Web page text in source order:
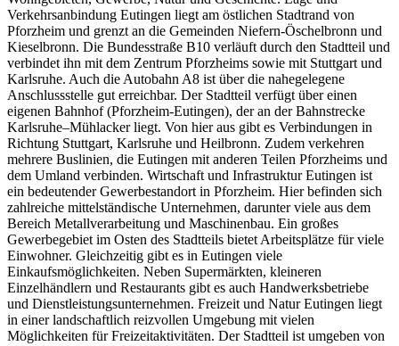
Verkehrsanbindung Eutingen liegt am östlichen Stadtrand von
Pforzheim und grenzt an die Gemeinden Niefern-Öschelbronn und
Kieselbronn. Die Bundesstraße B10 verläuft durch den Stadtteil und
verbindet ihn mit dem Zentrum Pforzheims sowie mit Stuttgart und
Karlsruhe. Auch die Autobahn A8 ist über die nahegelegene
Anschlussstelle gut erreichbar. Der Stadtteil verfügt über einen
eigenen Bahnhof (Pforzheim-Eutingen), der an der Bahnstrecke
Karlsruhe–Mühlacker liegt. Von hier aus gibt es Verbindungen in
Richtung Stuttgart, Karlsruhe und Heilbronn. Zudem verkehren
mehrere Buslinien, die Eutingen mit anderen Teilen Pforzheims und
dem Umland verbinden. Wirtschaft und Infrastruktur Eutingen ist
ein bedeutender Gewerbestandort in Pforzheim. Hier befinden sich
zahlreiche mittelständische Unternehmen, darunter viele aus dem
Bereich Metallverarbeitung und Maschinenbau. Ein großes
Gewerbegebiet im Osten des Stadtteils bietet Arbeitsplätze für viele
Einwohner. Gleichzeitig gibt es in Eutingen viele
Einkaufsmöglichkeiten. Neben Supermärkten, kleineren
Einzelhändlern und Restaurants gibt es auch Handwerksbetriebe
und Dienstleistungsunternehmen. Freizeit und Natur Eutingen liegt
in einer landschaftlich reizvollen Umgebung mit vielen
Möglichkeiten für Freizeitaktivitäten. Der Stadtteil ist umgeben von